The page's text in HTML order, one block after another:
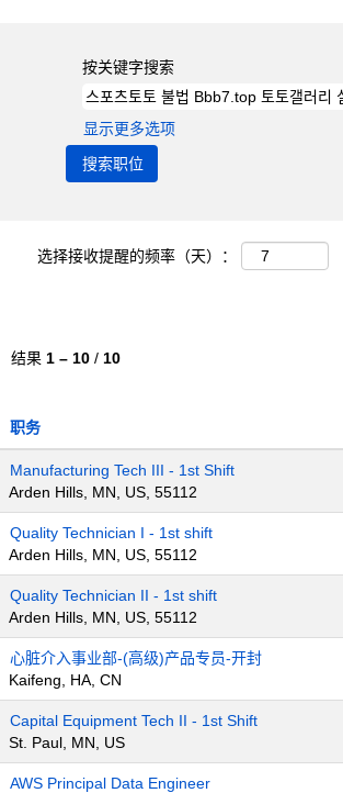
按关键字搜索
显示更多选项
选择接收提醒的频率（天）：
结果 1 – 10 / 10
职务
Manufacturing Tech III - 1st Shift
Arden Hills, MN, US, 55112
Quality Technician I - 1st shift
Arden Hills, MN, US, 55112
Quality Technician II - 1st shift
Arden Hills, MN, US, 55112
心脏介入事业部-(高级)产品专员-开封
Kaifeng, HA, CN
Capital Equipment Tech II - 1st Shift
St. Paul, MN, US
AWS Principal Data Engineer